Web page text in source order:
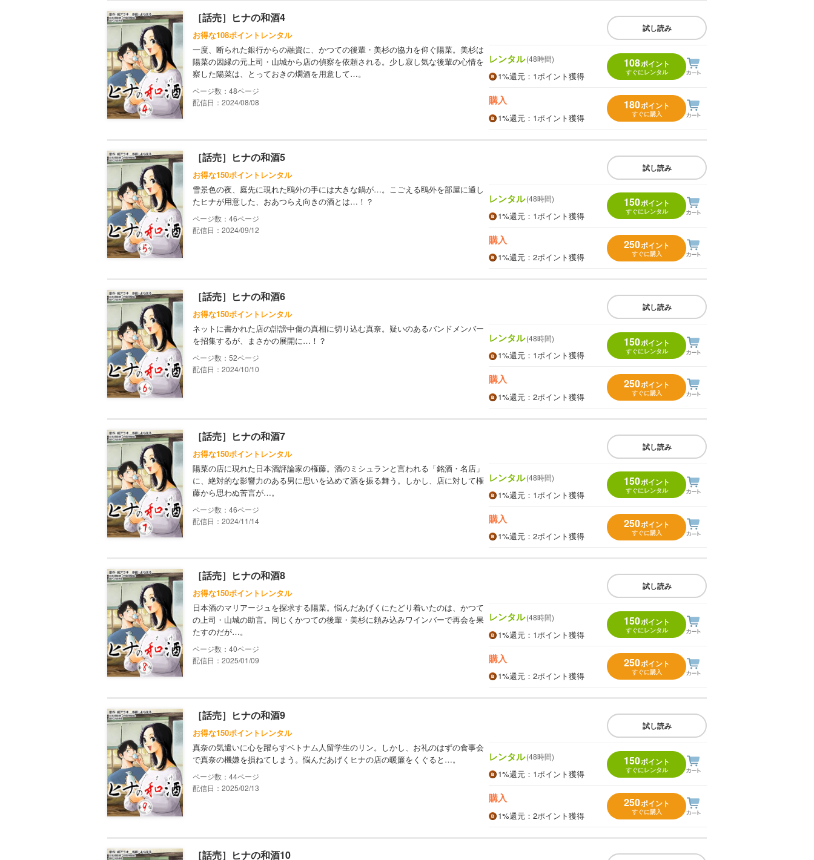
［話売］ヒナの和酒4
お得な108ポイントレンタル
一度、断られた銀行からの融資に、かつての後輩・美杉の協力を仰ぐ陽菜。美杉は
陽菜の因縁の元上司・山城から店の偵察を依頼される。少し寂し気な後輩の心情を
察した陽菜は、とっておきの燗酒を用意して…。
48
配信日：2024/08/08
試し読み
レンタル(48時間)
1%還元 ：1ポイント獲得
108ポイント
すぐにレンタル
購入
1%還元 ：1ポイント獲得
180ポイント
すぐに購入
［話売］ヒナの和酒5
お得な150ポイントレンタル
雪景色の夜、庭先に現れた鴎外の手には大きな鍋が…。こごえる鴎外を部屋に通し
たヒナが用意した、おあつらえ向きの酒とは…！？
46
配信日：2024/09/12
試し読み
レンタル(48時間)
1%還元 ：1ポイント獲得
150ポイント
すぐにレンタル
購入
1%還元 ：2ポイント獲得
250ポイント
すぐに購入
［話売］ヒナの和酒6
お得な150ポイントレンタル
ネットに書かれた店の誹謗中傷の真相に切り込む真奈。疑いのあるバンドメンバー
を招集するが、まさかの展開に…！？
52
配信日：2024/10/10
試し読み
レンタル(48時間)
1%還元 ：1ポイント獲得
150ポイント
すぐにレンタル
購入
1%還元 ：2ポイント獲得
250ポイント
すぐに購入
［話売］ヒナの和酒7
お得な150ポイントレンタル
陽菜の店に現れた日本酒評論家の権藤。酒のミシュランと言われる「銘酒・名店」
に、絶対的な影響力のある男に思いを込めて酒を振る舞う。しかし、店に対して権
藤から思わぬ苦言が…。
46
配信日：2024/11/14
試し読み
レンタル(48時間)
1%還元 ：1ポイント獲得
150ポイント
すぐにレンタル
購入
1%還元 ：2ポイント獲得
250ポイント
すぐに購入
［話売］ヒナの和酒8
お得な150ポイントレンタル
日本酒のマリアージュを探求する陽菜。悩んだあげくにたどり着いたのは、かつて
の上司・山城の助言。同じくかつての後輩・美杉に頼み込みワインバーで再会を果
たすのだが…。
40
配信日：2025/01/09
試し読み
レンタル(48時間)
1%還元 ：1ポイント獲得
150ポイント
すぐにレンタル
購入
1%還元 ：2ポイント獲得
250ポイント
すぐに購入
［話売］ヒナの和酒9
お得な150ポイントレンタル
真奈の気遣いに心を躍らすベトナム人留学生のリン。しかし、お礼のはずの食事会
で真奈の機嫌を損ねてしまう。悩んだあげくヒナの店の暖簾をくぐると…。
44
配信日：2025/02/13
試し読み
レンタル(48時間)
1%還元 ：1ポイント獲得
150ポイント
すぐにレンタル
購入
1%還元 ：2ポイント獲得
250ポイント
すぐに購入
［話売］ヒナの和酒10